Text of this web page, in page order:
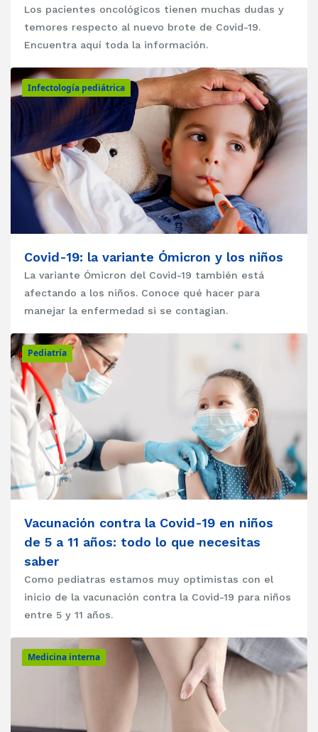
Los pacientes oncológicos tienen muchas dudas y
temores respecto al nuevo brote de Covid-19.
Encuentra aquí toda la información.
Infectología pediátrica
Covid-19: la variante Ómicron y los niños
La variante Ómicron del Covid-19 también está
afectando a los niños. Conoce qué hacer para
manejar la enfermedad si se contagian.
Pediatría
Vacunación contra la Covid-19 en niños
de 5 a 11 años: todo lo que necesitas
saber
Como pediatras estamos muy optimistas con el
inicio de la vacunación contra la Covid-19 para niños
entre 5 y 11 años.
Medicina interna